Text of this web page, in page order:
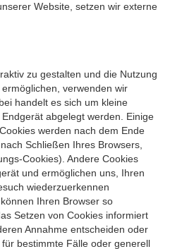
Website, setzen wir externe
zu gestalten und die Nutzung
verwenden wir
handelt es sich um kleine
abgelegt werden. Einige
werden nach dem Ende
Schließen Ihres Browsers,
Cookies). Andere Cookies
und ermöglichen uns, Ihren
wiederzuerkennen
Ihren Browser so
Setzen von Cookies informiert
Annahme entscheiden oder
bestimmte Fälle oder generell